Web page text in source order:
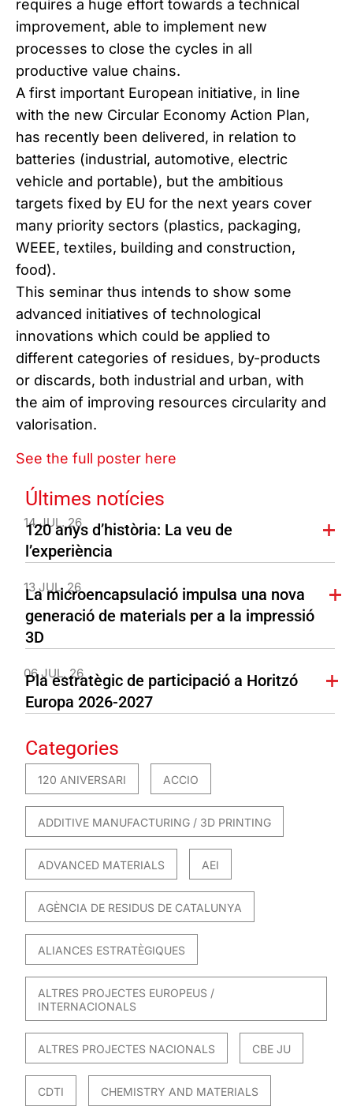
requires a huge effort towards a technical
improvement, able to implement new
processes to close the cycles in all
productive value chains.
A first important European initiative, in line
with the new Circular Economy Action Plan,
has recently been delivered, in relation to
batteries (industrial, automotive, electric
vehicle and portable), but the ambitious
targets fixed by EU for the next years cover
many priority sectors (plastics, packaging,
WEEE, textiles, building and construction,
food).
This seminar thus intends to show some
advanced initiatives of technological
innovations which could be applied to
different categories of residues, by-products
or discards, both industrial and urban, with
the aim of improving resources circularity and
valorisation.
See the full poster here
Últimes notícies
14 JUL. 26
120 anys d’història: La veu de
l’experiència
13 JUL. 26
La microencapsulació impulsa una nova
generació de materials per a la impressió
3D
06 JUL. 26
Pla estratègic de participació a Horitzó
Europa 2026-2027
Categories
120 ANIVERSARI ACCIO
ADDITIVE MANUFACTURING / 3D PRINTING
ADVANCED MATERIALS AEI
AGÈNCIA DE RESIDUS DE CATALUNYA
ALIANCES ESTRATÈGIQUES
ALTRES PROJECTES EUROPEUS /
INTERNACIONALS
ALTRES PROJECTES NACIONALS CBE JU
CDTI CHEMISTRY AND MATERIALS